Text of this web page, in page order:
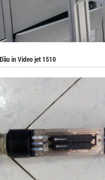
Đầu in Video jet 1510